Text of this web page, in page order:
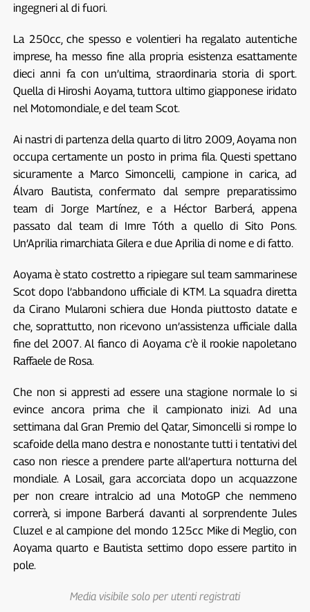
ingegneri al di fuori.
La 250cc, che spesso e volentieri ha regalato autentiche
imprese, ha messo fine alla propria esistenza esattamente
dieci anni fa con un’ultima, straordinaria storia di sport.
Quella di Hiroshi Aoyama, tuttora ultimo giapponese iridato
nel Motomondiale, e del team Scot.
Ai nastri di partenza della quarto di litro 2009, Aoyama non
occupa certamente un posto in prima fila. Questi spettano
sicuramente a Marco Simoncelli, campione in carica, ad
Álvaro Bautista, confermato dal sempre preparatissimo
team di Jorge Martínez, e a Héctor Barberá, appena
passato dal team di Imre Tóth a quello di Sito Pons.
Un’Aprilia rimarchiata Gilera e due Aprilia di nome e di fatto.
Aoyama è stato costretto a ripiegare sul team sammarinese
Scot dopo l’abbandono ufficiale di KTM. La squadra diretta
da Cirano Mularoni schiera due Honda piuttosto datate e
che, soprattutto, non ricevono un’assistenza ufficiale dalla
fine del 2007. Al fianco di Aoyama c’è il rookie napoletano
Raffaele de Rosa.
Che non si appresti ad essere una stagione normale lo si
evince ancora prima che il campionato inizi. Ad una
settimana dal Gran Premio del Qatar, Simoncelli si rompe lo
scafoide della mano destra e nonostante tutti i tentativi del
caso non riesce a prendere parte all’apertura notturna del
mondiale. A Losail, gara accorciata dopo un acquazzone
per non creare intralcio ad una MotoGP che nemmeno
correrà, si impone Barberá davanti al sorprendente Jules
Cluzel e al campione del mondo 125cc Mike di Meglio, con
Aoyama quarto e Bautista settimo dopo essere partito in
pole.
Media visibile solo per utenti registrati